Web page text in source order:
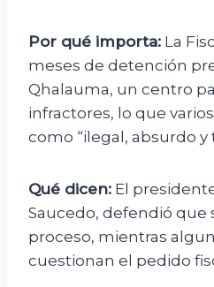
Por qué importa: La
meses de detención
Qhalauma, un centro
infractores, lo que
como “ilegal, absurdo y
Qué dicen: El
Saucedo, defendió que
proceso, mientras
cuestionan el pedido